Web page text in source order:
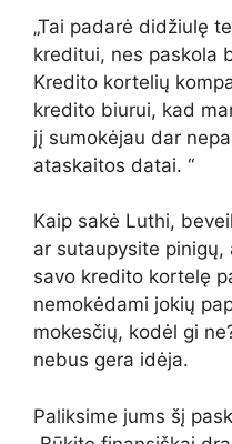
„Tai padarė didžiulę
kreditui, nes paskola
Kredito kortelių
kredito biurui, kad
jį sumokėjau dar
ataskaitos datai. “
Kaip sakė Luthi,
ar sutaupysite
savo kredito kortelę
nemokėdami jokių
mokesčių, kodėl gi
nebus gera idėja.
Paliksime jums šį